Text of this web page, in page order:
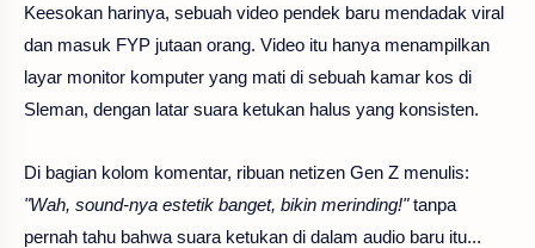
Keesokan harinya, sebuah video pendek baru mendadak viral
dan masuk FYP jutaan orang. Video itu hanya menampilkan
layar monitor komputer yang mati di sebuah kamar kos di
Sleman, dengan latar suara ketukan halus yang konsisten.
Di bagian kolom komentar, ribuan netizen Gen Z menulis:
"Wah, sound-nya estetik banget, bikin merinding!"tanpa
pernah tahu bahwa suara ketukan di dalam audio baru itu...